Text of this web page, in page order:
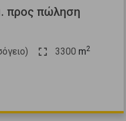
προς πώληση
3300 m2